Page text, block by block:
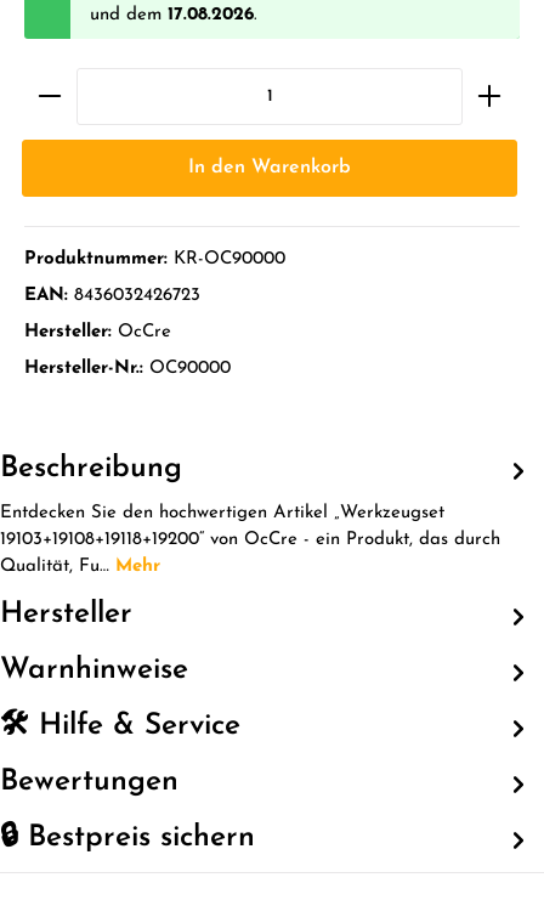
und dem 17.08.2026.
In den Warenkorb
Produktnummer: KR-OC90000
EAN: 8436032426723
Hersteller: OcCre
Hersteller-Nr.: OC90000
Beschreibung
Entdecken Sie den hochwertigen Artikel „Werkzeugset
19103+19108+19118+19200“ von OcCre - ein Produkt, das durch
Qualität, Fu… Mehr
Hersteller
Warnhinweise
🛠️ Hilfe & Service
Bewertungen
🔒 Bestpreis sichern